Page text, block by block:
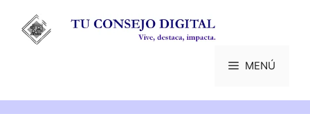
contenido
MENÚ